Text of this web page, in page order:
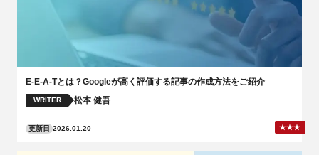
E-E-A-Tとは？Googleが高く評価する記事の作成方法をご紹介
WRITER 松本 健吾
更新日 2026.01.20